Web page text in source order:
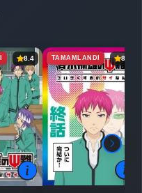
8.4 TAMAMLANDI 8.2